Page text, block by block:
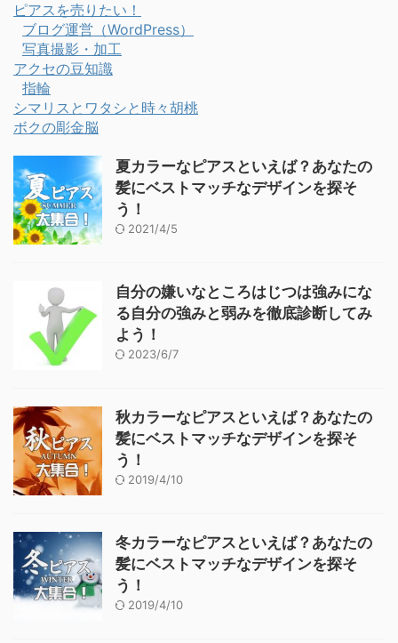
ピアスを売りたい！
ブログ運営（WordPress）
写真撮影・加工
アクセの豆知識
指輪
シマリスとワタシと時々胡桃
ボクの彫金脳
夏カラーなピアスといえば？あなたの
髪にベストマッチなデザインを探そ
う！
2021/4/5
自分の嫌いなところはじつは強みにな
る自分の強みと弱みを徹底診断してみ
よう！
2023/6/7
秋カラーなピアスといえば？あなたの
髪にベストマッチなデザインを探そ
う！
2019/4/10
冬カラーなピアスといえば？あなたの
髪にベストマッチなデザインを探そ
う！
2019/4/10